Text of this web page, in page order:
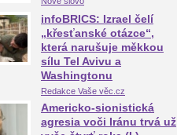
infoBRICS: Izrael čelí
„křesťanské otázce“,
která narušuje měkkou
sílu Tel Avivu a
Washingtonu
Redakce Vaše věc.cz
Americko-sionistická
agresia voči Iránu trvá už